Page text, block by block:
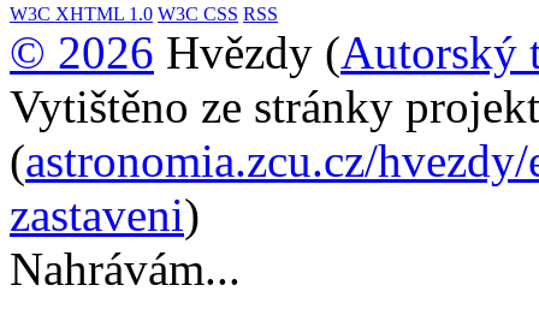
W3C XHTML 1.0 W3C CSS RSS
© 2026 Hvězdy (Autorský
Vytištěno ze stránky
(astronomia.zcu.cz/
zastaveni)
Nahrávám...